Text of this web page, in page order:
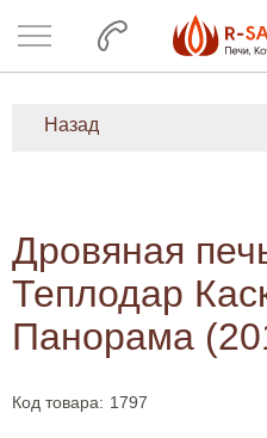
Назад
Дровяная
Теплодар
Панорама
Код товара: 1797